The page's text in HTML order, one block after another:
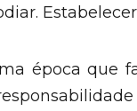
época que